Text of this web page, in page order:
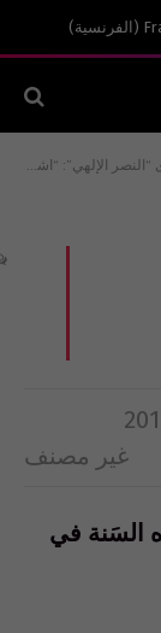
( الفرنسية)
“اشتقنا لَجيرتك” يا “سيّد”!
غير مصنف
السَنة في